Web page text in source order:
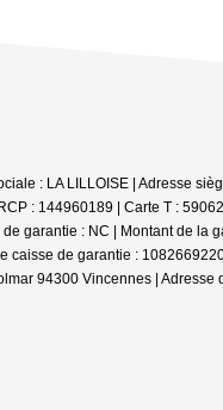
: LA LILLOISE | Adresse
: 144960189 | Carte T :
garantie : NC | Montant de la
de garantie :
94300 Vincennes | Adresse